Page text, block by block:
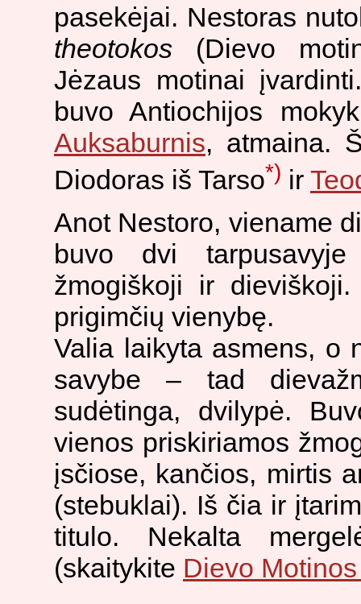
pasekėjai. Nestoras
theotokos (Dievo
Jėzaus motinai
buvo Antiochijos
Auksaburnis, atmaina.
Diodoras iš Tarso*) ir
Anot Nestoro, viename
buvo dvi
žmogiškoji ir
prigimčių vienybę.
Valia laikyta asmens, o
savybe – tad
sudėtinga, dvilypė.
vienos priskiriamos
įsčiose, kančios, mirtis
(stebuklai). Iš čia ir
titulo. Nekalta
(skaitykite Dievo